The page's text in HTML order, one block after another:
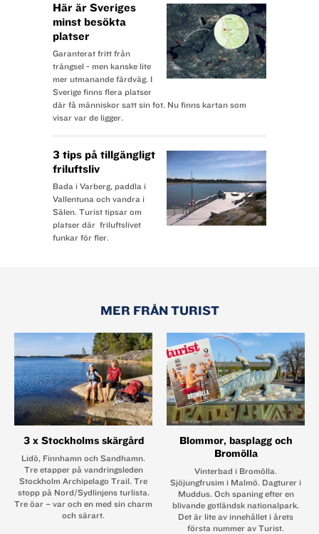
Här är Sveriges
minst besökta
platser
Garanterat fritt från
trängsel - men kanske lite
mer utmanande färdväg. I
Sverige finns flera platser
där få människor satt sin fot. Nu finns kartan som
visar var de ligger.
3 tips på tillgängligt
friluftsliv
Bada i Varberg, paddla i
Vallentuna och vandra i
Sälen. Turist tipsar om
platser där friluftslivet
funkar för fler.
MER FRÅN TURIST
3 x Stockholms skärgård
Lidö, Finnhamn och Sandhamn.
Tre etapper på vandrings­­leden
Stockholm Archipelago Trail. Tre
stopp på Nord/Sydlinjens turlista.
Tre öar – var och en med sin charm
och särart.
Blommor, basplagg och
Bromölla
Vinterbad i Bromölla.
Sjöjungfrusim i Malmö. Dagturer i
Muddus. Och spaning efter en
blivande gotländsk nationalpark.
Det är lite av innehållet i årets
första nummer av Turist.